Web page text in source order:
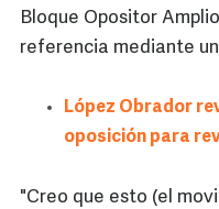
Bloque Opositor
referencia mediante
López Obrador
oposición para
"Creo que esto (el